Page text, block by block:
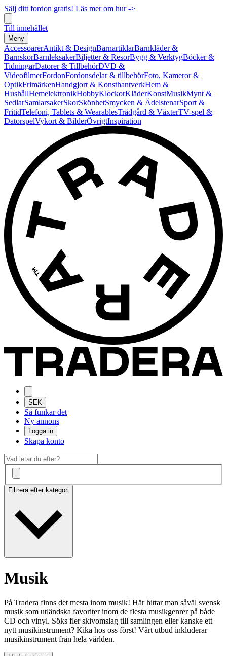
Sälj ditt fordon gratis! Läs mer om hur ->
Till innehållet
Meny
AccessoarerAntikt & DesignBarnartiklarBarnkläder &
BarnskorBarnleksakerBiljetter & ResorBygg & VerktygBöcker &
TidningarDatorer & TillbehörDVD &
VideofilmerFordonFordonsdelar & tillbehörFoto, Kameror &
OptikFrimärkenHandgjort & KonsthantverkHem &
HushållHemelektronikHobbyKlockorKläderKonstMusikMynt &
SedlarSamlarsakerSkorSkönhetSmycken & ÄdelstenarSport &
FritidTelefoni, Tablets & WearablesTrädgård & VäxterTV-spel &
DatorspelVykort & BilderÖvrigtInspiration
SEK
Så funkar det
Ny annons
Logga in
Skapa konto
Filtrera efter kategori
Musik
På Tradera finns det mesta inom musik! Här hittar man såväl svensk
musik som utländska favoriter inom de flesta musikgenrer på både
CD och vinyl. Söks fler skivomslag till samlingen eller kanske ett
nytt musikinstrument? Kika hos oss först! Vårt utbud inkluderar
musikinstrument från hela världen.